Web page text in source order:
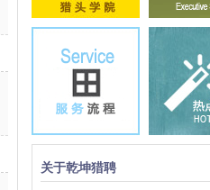
关于乾坤猎聘